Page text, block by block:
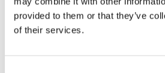
provided to them or that they’ve
of their services.
Diametro esterno del